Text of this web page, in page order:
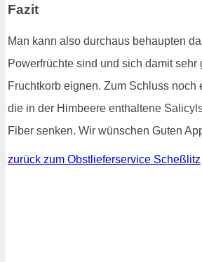
Fazit
Man kann also durchaus behaupten
Powerfrüchte sind und sich damit sehr
Fruchtkorb eignen. Zum Schluss noch
die in der Himbeere enthaltene
Fiber senken. Wir wünschen Guten
zurück zum Obstlieferservice Scheßlitz